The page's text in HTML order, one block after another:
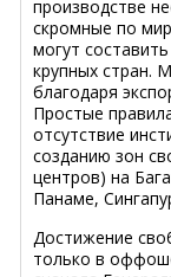
производстве
скромные по
могут
крупных стран.
благодаря
Простые
отсутствие
созданию зон
центров) на
Панаме,
Достижение
только в